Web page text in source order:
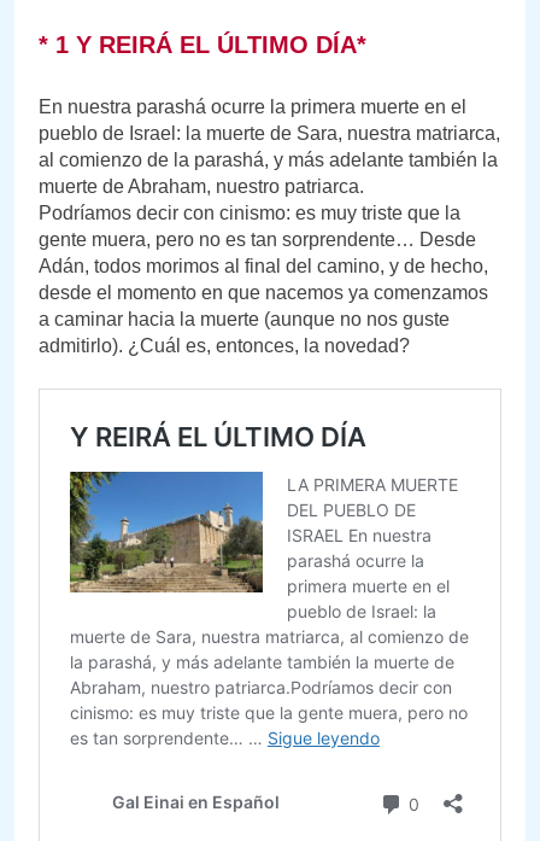
* 1 Y REIRÁ EL ÚLTIMO DÍA*
En nuestra parashá ocurre la primera muerte en el
pueblo de Israel: la muerte de Sara, nuestra matriarca,
al comienzo de la parashá, y más adelante también la
muerte de Abraham, nuestro patriarca.
Podríamos decir con cinismo: es muy triste que la
gente muera, pero no es tan sorprendente… Desde
Adán, todos morimos al final del camino, y de hecho,
desde el momento en que nacemos ya comenzamos
a caminar hacia la muerte (aunque no nos guste
admitirlo). ¿Cuál es, entonces, la novedad?